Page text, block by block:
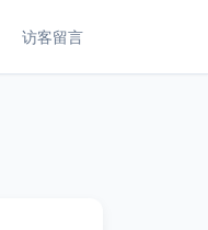
访客留言